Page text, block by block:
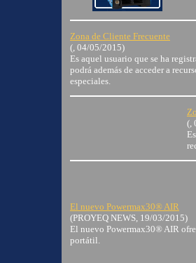
Zona de Cliente Frecuente
(, 04/05/2015)
Es aquel usuario que se ha
podrá además de acceder a
especiales.
(,
El nuevo Powermax30® AIR
(PROYEQ NEWS, 19/03/2015)
El nuevo Powermax30® AIR
portátil.